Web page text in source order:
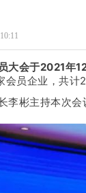
大会于2021年
员企业，共计
李彬主持本次会